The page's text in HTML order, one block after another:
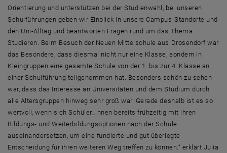
Orientierung und unterstützen bei der Studienwahl, bei unseren
Schulführungen geben wir Einblick in unsere Campus-Standorte und
den Uni-Alltag und beantworten Fragen rund um das Thema
Studieren. Beim Besuch der Neuen Mittelschule aus Drosendorf war
das Besondere, dass diesmal nicht nur eine Klasse, sondern in
Kleingruppen eine gesamte Schule von der 1. bis zur 4. Klasse an
einer Schulführung teilgenommen hat. Besonders schön zu sehen
war, dass das Interesse an Universitäten und dem Studium durch
alle Altersgruppen hinweg sehr groß war. Gerade deshalb ist es so
wertvoll, wenn sich Schüler_innen bereits frühzeitig mit ihren
Bildungs- und Weiterbildungsoptionen nach der Schule
auseinandersetzen, um eine fundierte und gut überlegte
Entscheidung für ihren weiteren Weg treffen zu können.“ erklärt Julia